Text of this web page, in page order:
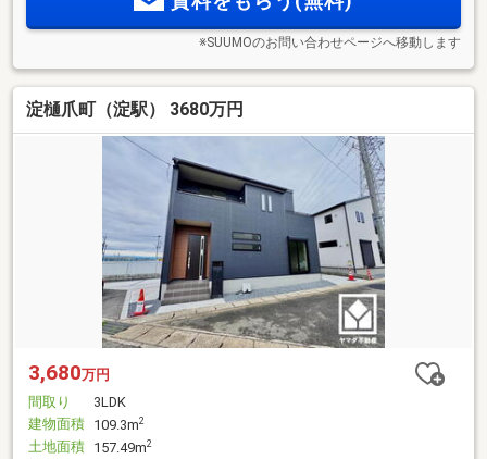
※SUUMOのお問い合わせページへ移動します
淀樋爪町（淀駅） 3680万円
3,680万円
間取り
3LDK
建物面積 109.3m2
土地面積 157.49m2